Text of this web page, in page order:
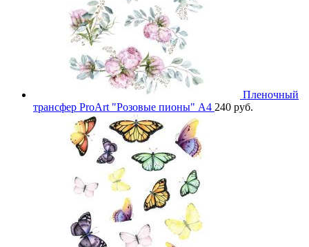
Пленочный
трансфер ProArt "Розовые пионы" А4 240 руб.